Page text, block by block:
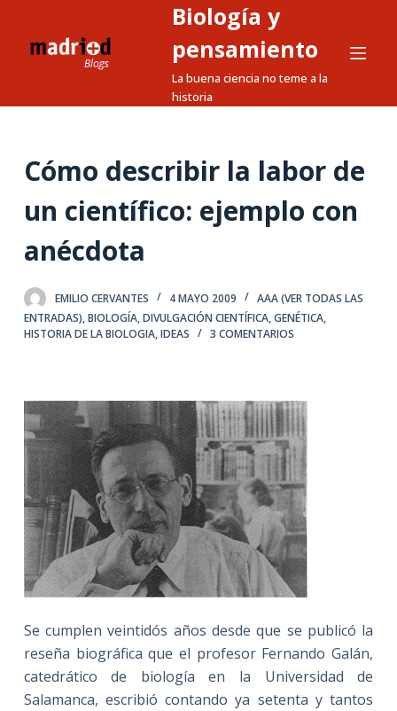
a
n
e
n
Biología y
pensamiento
La buena ciencia no teme a la
historia
Cómo describir la labor de
un científico: ejemplo con
anécdota
EMILIO CERVANTES 4 MAYO 2009
AAA (VER TODAS LAS
ENTRADAS),BIOLOGÍA,DIVULGACIÓN CIENTÍFICA,GENÉTICA,
HISTORIA DE LA BIOLOGIA,IDEAS 3 COMENTARIOS
Se cumplen veintidós años desde que se publicó la
reseña biográfica que el profesor Fernando Galán,
catedrático de biología en la Universidad de
Salamanca, escribió contando ya setenta y tantos